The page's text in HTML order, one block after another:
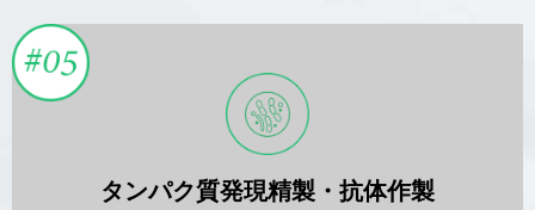
タンパク質発現精製・抗体作製